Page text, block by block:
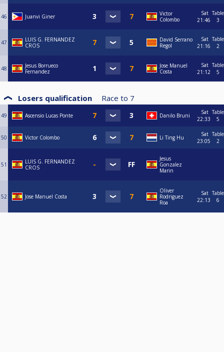
46 Juanvi Giner
Victor
Colombo
Sat
21:46
Table
3
47
LUIS G. FERNANDEZ
CROS
David Serrano
Regol
Sat
21:16
Table
2
48
Jesus Borrueco
Fernandez
Jose Manuel
Costa
Sat
21:12
Table
5
Losers qualification Race to 7
49 Ascensio Lucas Ponte Danilo Bruni
Sat
22:33
Table
5
50 Victor Colombo Li Ting Hu
Sat
23:05
Table
2
51
LUIS G. FERNANDEZ
CROS
Jesus
Gonzalez
Marin
52 Jose Manuel Costa
Oliver
Rodriguez
Roa
Sat
22:13
Table
6